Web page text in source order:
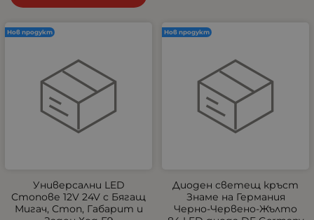
Универсални LED
Стопове 12V 24V с Бягащ
Мигач, Стоп, Габарит и
Нов продукт
Диоден светещ кръст
Знаме на Германия
Черно-Червено-Жълто
Нов продукт